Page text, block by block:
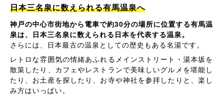
日本三名泉に数えられる有馬温泉へ
神戸の中心市街地から電車で約30分の場所に位置する有馬温
泉は、日本三名泉に数えられる日本を代表する温泉。
さらには、日本最古の温泉としての歴史もある名湯です。
レトロな雰囲気の情緒あふれるメインストリート・湯本坂を
散策したり、カフェやレストランで美味しいグルメを堪能し
たり、お土産を探したり、お寺や神社を参拝したりと、楽し
み方はいっぱい。